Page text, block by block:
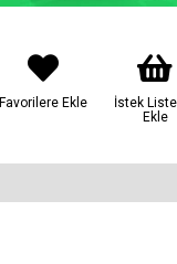
Favorilere Ekle
İstek
Ekle